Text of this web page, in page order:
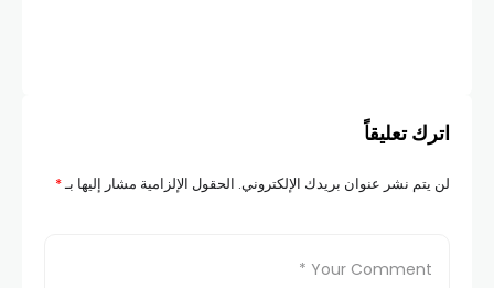
اترك تعليقاً
لن يتم نشر عنوان بريدك الإلكتروني. الحقول الإلزامية مشار إليها بـ*